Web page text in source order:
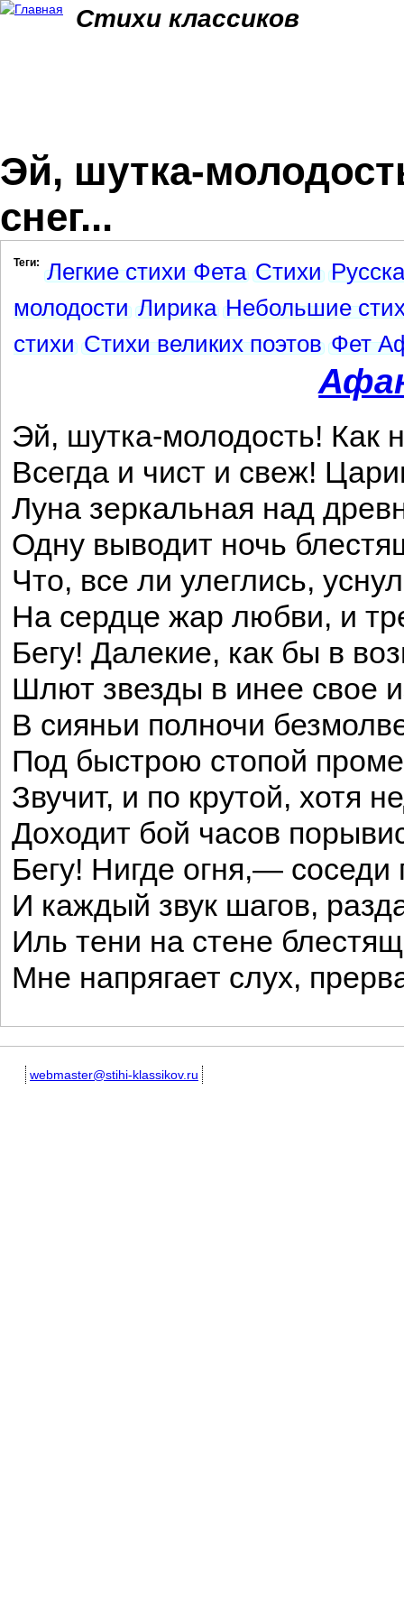
Стихи классиков
Эй, шутка-
снег...
Теги: Легкие стихи Фета Стихи
молодости Лирика Небольшие
стихи Стихи великих поэтов Фет
Эй, шутка-молодость! Как
Всегда и чист и свеж!
Луна зеркальная над
Одну выводит ночь
Что, все ли улеглись,
На сердце жар любви, и
Бегу! Далекие, как бы в
Шлют звезды в инее свое
В сияньи полночи
Под быстрою стопой
Звучит, и по крутой, хотя
Доходит бой часов
Бегу! Нигде огня,— соседи
И каждый звук шагов,
Иль тени на стене
Мне напрягает слух,
webmaster@stihi-klassikov.ru